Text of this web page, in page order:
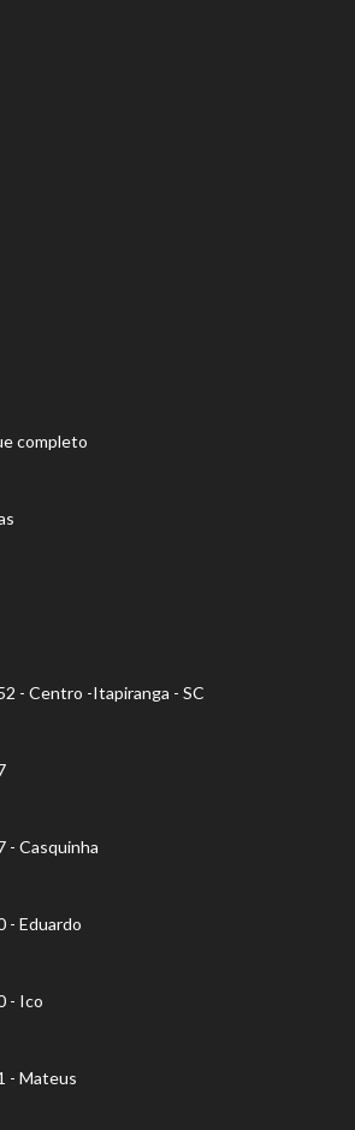
completo
- Centro -Itapiranga - SC
- Casquinha
- Eduardo
- Ico
- Mateus